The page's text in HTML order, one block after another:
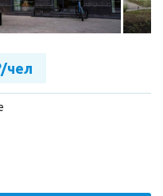
чел